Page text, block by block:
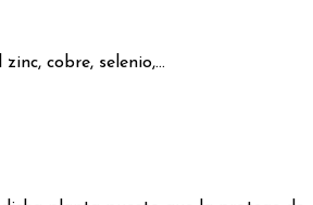
cobre, selenio,…